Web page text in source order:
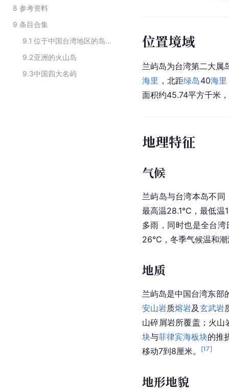
8 参考资料
9 条目合集
9.1
位于中国台湾地区的岛屿
9.2亚洲的火山岛
9.3中国四大名屿
位置境域
兰屿岛为台湾第二大属
海里 ，北距绿岛40海里
面积约45.74平方千米
地理特征
气候
兰屿岛与台湾本岛不
最高温28.1°C，最低温
多雨，同时也是全台
26°C，冬季气候温和
地质
兰屿岛是中国台湾东部
安山岩质熔岩及 玄武岩
山碎屑岩所覆盖； 火山
块与菲律宾海板块的推
移动7到8厘米。
[17]
地形地貌